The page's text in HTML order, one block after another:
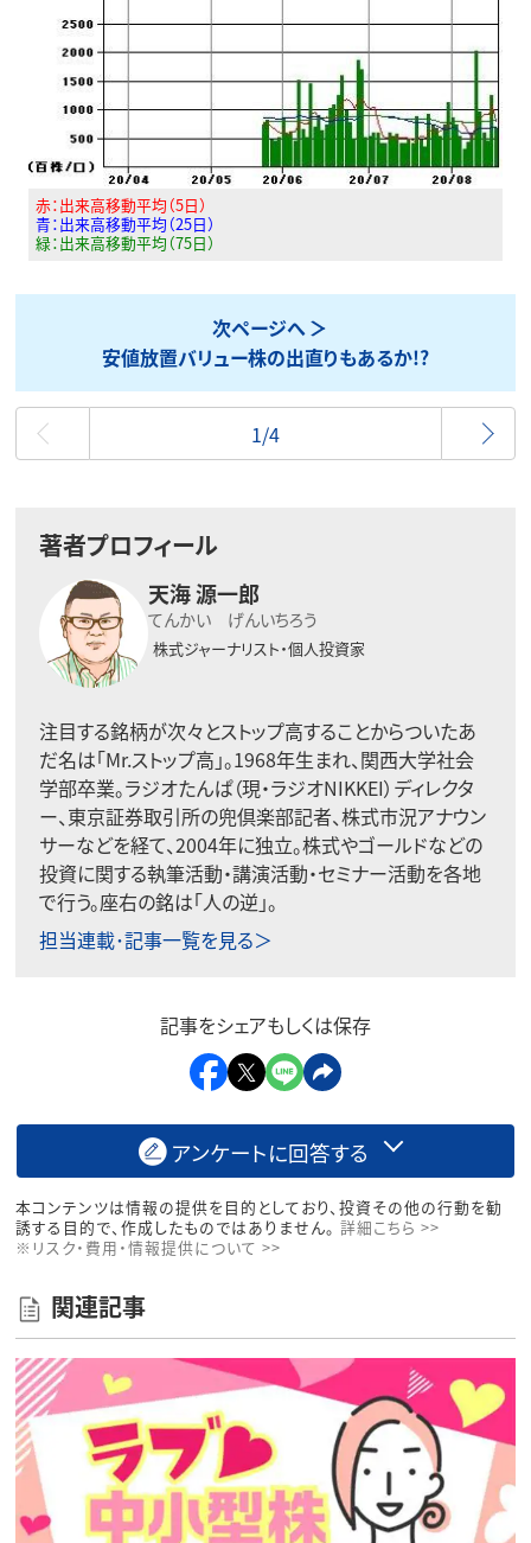
赤：出来高移動平均（5日）
青：出来高移動平均（25日）
緑：出来高移動平均（75日）
次ページへ
安値放置バリュー株の出直りもあるか!?
最初
1/4
著者プロフィール
天海 源一郎
てんかい げんいちろう
株式ジャーナリスト・個人投資家
注目する銘柄が次々とストップ高することからついたあ
だ名は「Mr.ストップ高」。1968年生まれ、関西大学社会
学部卒業。ラジオたんぱ（現・ラジオNIKKEI）ディレクタ
ー、東京証券取引所の兜倶楽部記者、株式市況アナウン
サーなどを経て、2004年に独立。株式やゴールドなどの
投資に関する執筆活動・講演活動・セミナー活動を各地
で行う。座右の銘は「人の逆」。
担当連載･記事一覧を見る＞
記事をシェアもしくは保存
アンケートに回答する
本コンテンツは情報の提供を目的としており、投資その他の行動を勧
誘する目的で、作成したものではありません。 詳細こちら >>
※リスク・費用・情報提供について >>
関連記事